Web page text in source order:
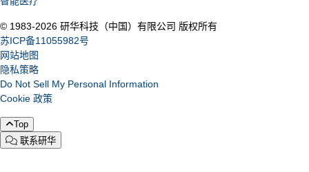
© 1983-2026 研华科技（中国）有限公司 版权所有
苏ICP备11055982号
网站地图
隐私策略
Do Not Sell My Personal Information
Cookie 政策
Top
联系研华